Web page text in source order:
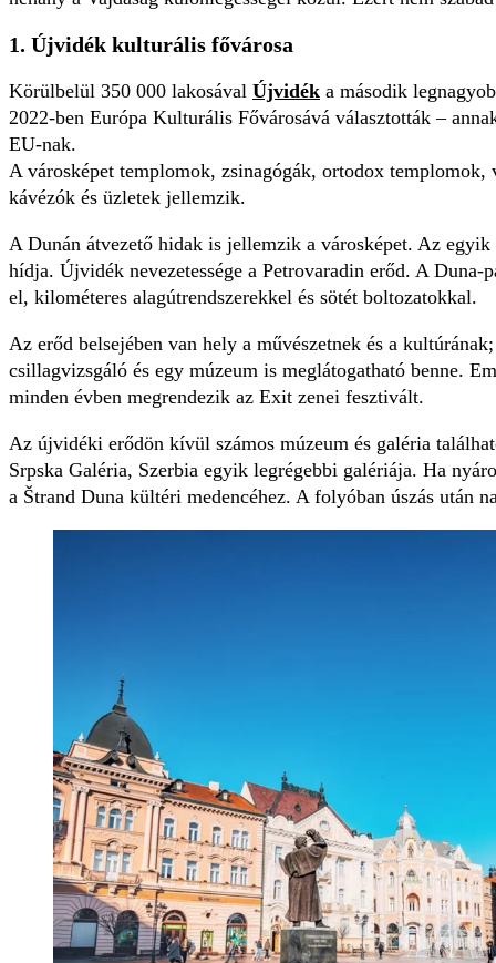
1. Újvidék kulturális fővárosa
Körülbelül 350 000 lakosával Újvidék a második
2022-ben Európa Kulturális Fővárosává választották –
EU-nak.
A városképet templomok, zsinagógák, ortodox templomok,
kávézók és üzletek jellemzik.
A Dunán átvezető hidak is jellemzik a városképet. Az
hídja. Újvidék nevezetessége a Petrovaradin erőd. A Duna-
el, kilométeres alagútrendszerekkel és sötét boltozatokkal.
Az erőd belsejében van hely a művészetnek és a
csillagvizsgáló és egy múzeum is meglátogatható benne.
minden évben megrendezik az Exit zenei fesztivált.
Az újvidéki erődön kívül számos múzeum és galéria
Srpska Galéria, Szerbia egyik legrégebbi galériája. Ha
a Štrand Duna kültéri medencéhez. A folyóban úszás után